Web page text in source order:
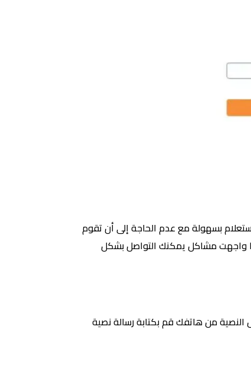
بسهولة مع عدم الحاجة إلى أن تقوم
واجهت مشاكل يمكنك التواصل بشكل
النصية من هاتفك قم بكتابة رسالة نصية